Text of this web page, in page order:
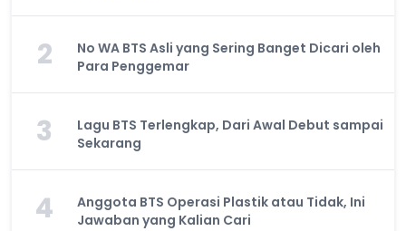
2
No WA BTS Asli yang Sering Banget Dicari oleh
Para Penggemar
3
Lagu BTS Terlengkap, Dari Awal Debut sampai
Sekarang
4
Anggota BTS Operasi Plastik atau Tidak, Ini
Jawaban yang Kalian Cari